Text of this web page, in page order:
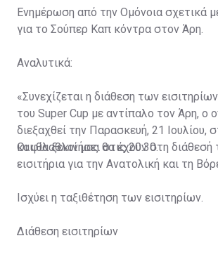
Ενημέρωση από την Ομόνοια σχετικά
για το Σούπερ Καπ κόντρα στον Άρη.
Αναλυτικά:
«Συνεχίζεται η διάθεση των
του Super Cup με αντίπαλο τον Άρη, ο
διεξαχθεί την Παρασκευή, 21 Ιουλίου,
και θα ξεκινήσει στις 20:30.
Οι φίλαθλοί μας θα έχουν στη διάθεσή
εισιτήρια για την Ανατολική και τη
Ισχύει η ταξιθέτηση των εισιτηρίων.
Διάθεση εισιτηρίων